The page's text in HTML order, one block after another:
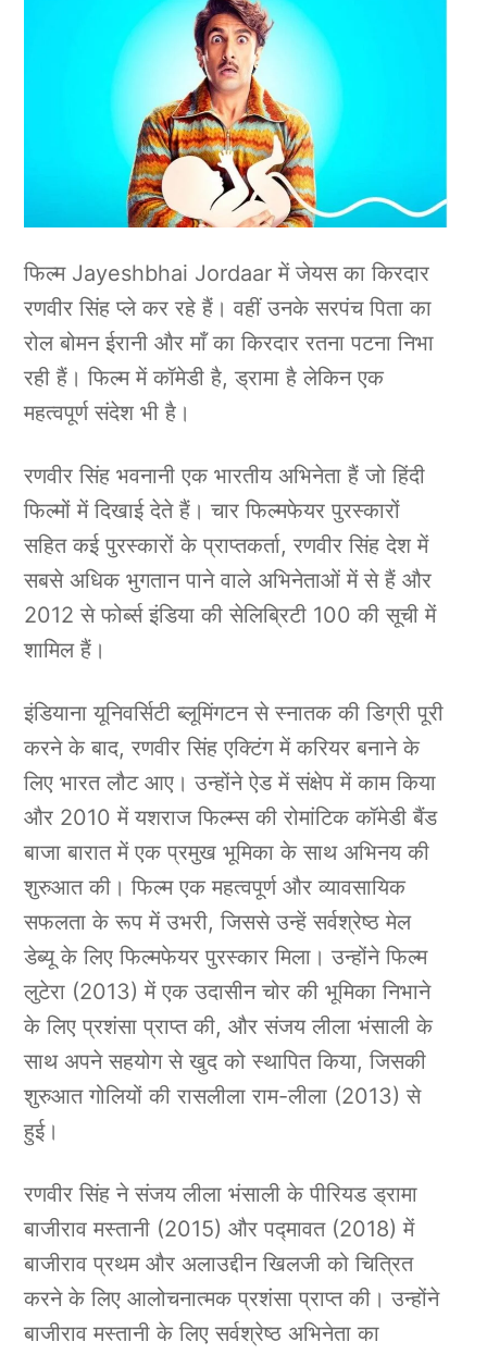
फिल्म Jayeshbhai Jordaar में जेयस का किरदार
रणवीर सिंह प्ले कर रहे हैं। वहीं उनके सरपंच पिता का
रोल बोमन ईरानी और माँ का किरदार रतना पटना निभा
रही हैं।फिल्म में कॉमेडी है, ड्रामा है लेकिन एक
महत्वपूर्ण संदेश भी है।
रणवीर सिंह भवनानी एक भारतीय अभिनेता हैं जो हिंदी
फिल्मों में दिखाई देते हैं। चार फिल्मफेयर पुरस्कारों
सहित कई पुरस्कारों के प्राप्तकर्ता, रणवीर सिंह देश में
सबसे अधिक भुगतान पाने वाले अभिनेताओं में से हैं और
2012 से फोर्ब्स इंडिया की सेलिब्रिटी 100 की सूची में
शामिल हैं।
इंडियाना यूनिवर्सिटी ब्लूमिंगटन से स्नातक की डिग्री पूरी
करने के बाद, रणवीर सिंह एक्टिंग में करियर बनाने के
लिए भारत लौट आए। उन्होंने ऐड में संक्षेप में काम किया
और 2010 में यशराज फिल्म्स की रोमांटिक कॉमेडी बैंड
बाजा बारात में एक प्रमुख भूमिका के साथ अभिनय की
शुरुआत की। फिल्म एक महत्वपूर्ण और व्यावसायिक
सफलता के रूप में उभरी, जिससे उन्हें सर्वश्रेष्ठ मेल
डेब्यू के लिए फिल्मफेयर पुरस्कार मिला। उन्होंने फिल्म
लुटेरा (2013) में एक उदासीन चोर की भूमिका निभाने
के लिए प्रशंसा प्राप्त की, और संजय लीला भंसाली के
साथ अपने सहयोग से खुद को स्थापित किया, जिसकी
शुरुआत गोलियों की रासलीला राम-लीला (2013) से
हुई।
रणवीर सिंह ने संजय लीला भंसाली के पीरियड ड्रामा
बाजीराव मस्तानी (2015) और पद्मावत (2018) में
बाजीराव प्रथम और अलाउद्दीन खिलजी को चित्रित
करने के लिए आलोचनात्मक प्रशंसा प्राप्त की। उन्होंने
बाजीराव मस्तानी के लिए सर्वश्रेष्ठ अभिनेता का